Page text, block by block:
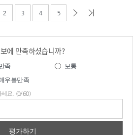
2 3 4 5
에 만족하셨습니까?
족
보통
우불만족
세요. (0/60)